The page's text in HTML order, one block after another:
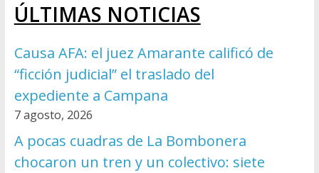
ÚLTIMAS NOTICIAS
Causa AFA: el juez Amarante calificó de
“ficción judicial” el traslado del
expediente a Campana
7 agosto, 2026
A pocas cuadras de La Bombonera
chocaron un tren y un colectivo: siete